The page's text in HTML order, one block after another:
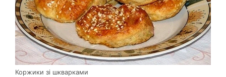
Коржики зі шкварками